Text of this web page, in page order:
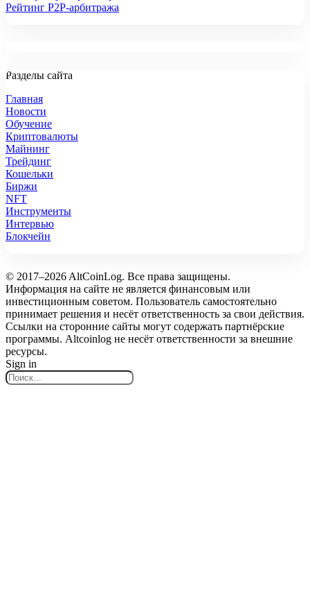
Рейтинг P2P-арбитража
Разделы сайта
Главная
Новости
Обучение
Криптовалюты
Майнинг
Трейдинг
Кошельки
Биржи
NFT
Инструменты
Интервью
Блокчейн
© 2017–2026 AltCoinLog. Все права защищены.
Информация на сайте не является финансовым или
инвестиционным советом. Пользователь самостоятельно
принимает решения и несёт ответственность за свои действия.
Ссылки на сторонние сайты могут содержать партнёрские
программы. Altcoinlog не несёт ответственности за внешние
ресурсы.
Sign in